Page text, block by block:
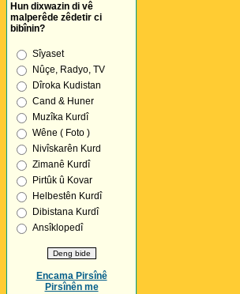
Hun dixwazin di vê
malperêde zêdetir ci
bibînin?
Sîyaset
Nûçe, Radyo, TV
Dîroka Kudistan
Cand & Huner
Muzîka Kurdî
Wêne ( Foto )
Nivîskarên Kurd
Zimanê Kurdî
Pirtûk û Kovar
Helbestên Kurdî
Dibistana Kurdî
Ansîklopedî
Encama Pirsînê
Pirsînên me